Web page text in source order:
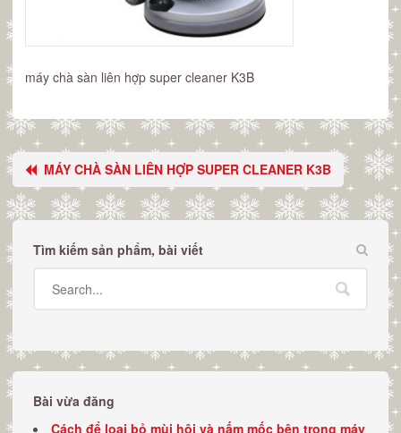
máy chà sàn liên hợp super cleaner K3B
MÁY CHÀ SÀN LIÊN HỢP SUPER CLEANER K3B
Tìm kiếm sản phẩm, bài viết
Bài vừa đăng
Cách để loại bỏ mùi hôi và nấm mốc bên trong máy